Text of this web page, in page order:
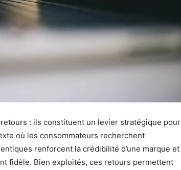
: ils constituent un levier stratégique pour
où les consommateurs recherchent
renforcent la crédibilité d’une marque et
fidèle. Bien exploités, ces retours permettent